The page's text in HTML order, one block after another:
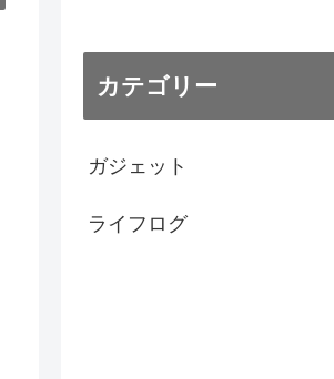
カテゴリー
ガジェット
ライフログ